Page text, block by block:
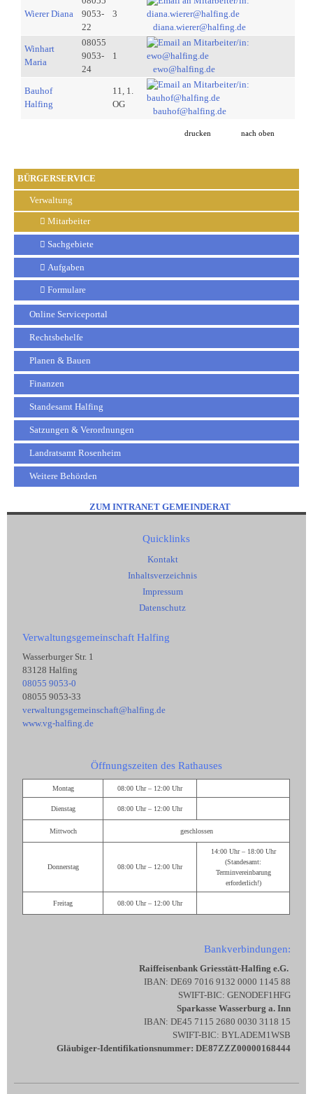
BÜRGERSERVICE
Verwaltung
Mitarbeiter
Sachgebiete
Aufgaben
Formulare
Online Serviceportal
Rechtsbehelfe
Planen & Bauen
Finanzen
Standesamt Halfing
Satzungen & Verordnungen
Landratsamt Rosenheim
Weitere Behörden
Wierer Diana
9053-
22
3
diana.wierer@halfing.de
Winhart
Maria
08055
9053-
24
1
ewo@halfing.de
Bauhof
Halfing
11, 1.
OG
bauhof@halfing.de
drucken nach oben
ZUM INTRANET GEMEINDERAT
Quicklinks
Kontakt
Inhaltsverzeichnis
Impressum
Datenschutz
Verwaltungsgemeinschaft Halfing
Wasserburger Str. 1
83128 Halfing
08055 9053-0
08055 9053-33
verwaltungsgemeinschaft@halfing.de
www.vg-halfing.de
Öffnungszeiten des Rathauses
Montag 08:00 Uhr – 12:00 Uhr
Dienstag 08:00 Uhr – 12:00 Uhr
Mittwoch geschlossen
Donnerstag 08:00 Uhr – 12:00 Uhr
14:00 Uhr – 18:00 Uhr
(Standesamt:
Terminvereinbarung
erforderlich!)
Freitag 08:00 Uhr – 12:00 Uhr
Bankverbindungen:
Raiffeisenbank Griesstätt-Halfing e.G.
IBAN: DE69 7016 9132 0000 1145 88
SWIFT-BIC: GENODEF1HFG
Sparkasse Wasserburg a. Inn
IBAN: DE45 7115 2680 0030 3118 15
SWIFT-BIC: BYLADEM1WSB
Gläubiger-Identifikationsnummer: DE87ZZZ00000168444